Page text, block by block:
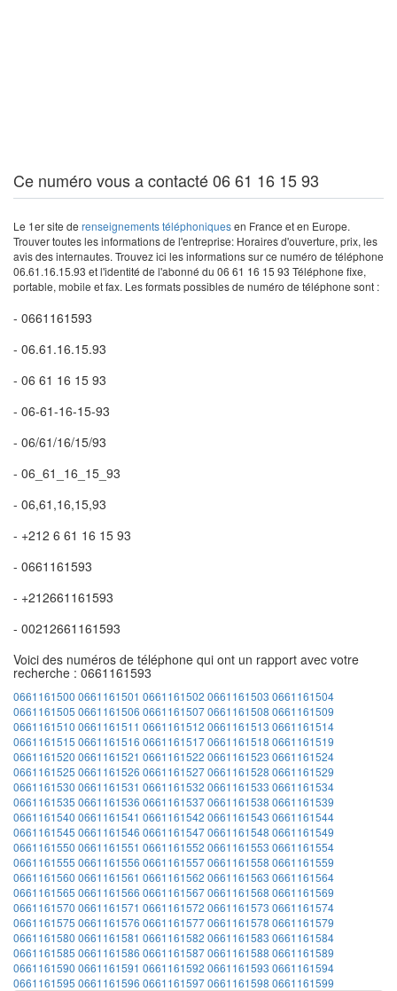
Ce numéro vous a contacté 06 61 16 15 93
Le 1er site de renseignements téléphoniquesen France et en Europe.
Trouver toutes les informations de l'entreprise: Horaires d'ouverture, prix, les
avis des internautes. Trouvez ici les informations sur ce numéro de téléphone
06.61.16.15.93 et l'identité de l'abonné du 06 61 16 15 93 Téléphone fixe,
portable, mobile et fax. Les formats possibles de numéro de téléphone sont :
- 0661161593
- 06.61.16.15.93
- 06 61 16 15 93
- 06-61-16-15-93
- 06/61/16/15/93
- 06_61_16_15_93
- 06,61,16,15,93
- +212 6 61 16 15 93
- 0661161593
- +212661161593
- 00212661161593
Voici des numéros de téléphone qui ont un rapport avec votre
recherche : 0661161593
0661161500 0661161501 0661161502 0661161503 0661161504
0661161505 0661161506 06611615070661161508 0661161509
0661161510 0661161511 0661161512 0661161513 0661161514
0661161515 0661161516 06611615170661161518 0661161519
0661161520 0661161521 0661161522 0661161523 0661161524
0661161525 0661161526 06611615270661161528 0661161529
0661161530 0661161531 0661161532 0661161533 0661161534
0661161535 0661161536 06611615370661161538 0661161539
0661161540 0661161541 0661161542 0661161543 0661161544
0661161545 0661161546 06611615470661161548 0661161549
0661161550 0661161551 0661161552 0661161553 0661161554
0661161555 0661161556 06611615570661161558 0661161559
0661161560 0661161561 0661161562 0661161563 0661161564
0661161565 0661161566 06611615670661161568 0661161569
0661161570 0661161571 0661161572 0661161573 0661161574
0661161575 0661161576 06611615770661161578 0661161579
0661161580 0661161581 0661161582 0661161583 0661161584
0661161585 0661161586 06611615870661161588 0661161589
0661161590 0661161591 0661161592 0661161593 0661161594
0661161595 0661161596 06611615970661161598 0661161599